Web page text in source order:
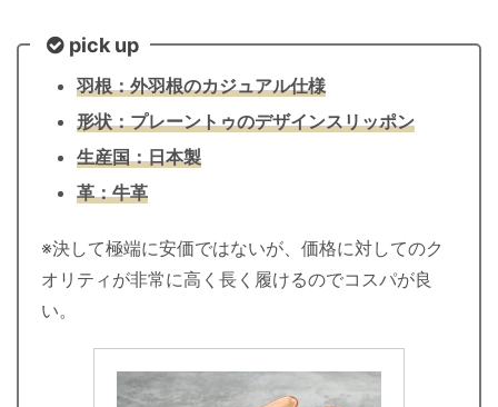
pick up
羽根：外羽根のカジュアル仕様
形状：プレーントゥのデザインスリッポン
生産国：日本製
革：牛革
※決して極端に安価ではないが、価格に対してのク
オリティが非常に高く長く履けるのでコスパが良
い。